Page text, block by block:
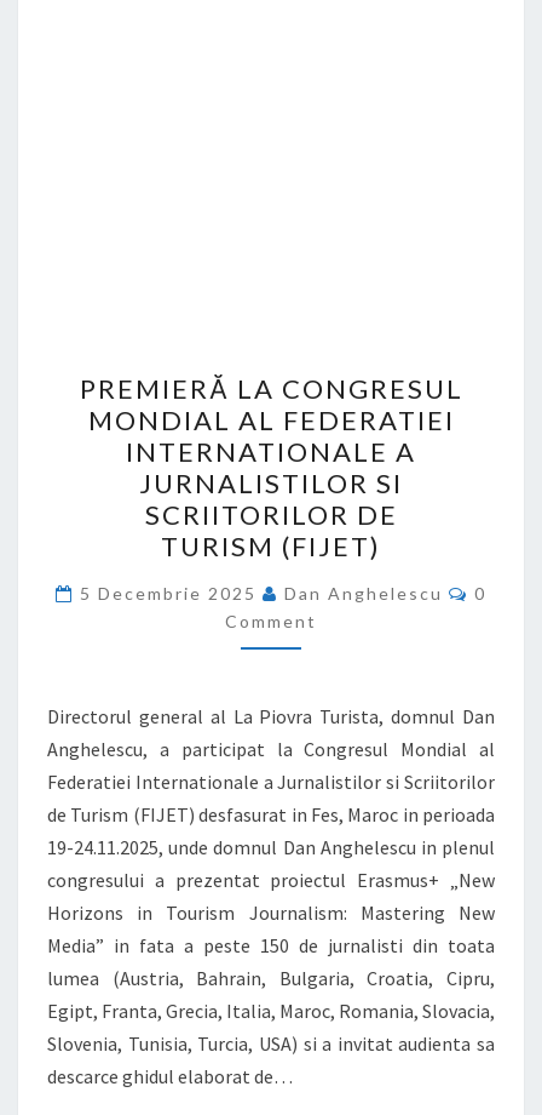
LA
CONGRESUL
MONDIAL
AL
FEDERATIEI
INTERNATIONALE
A
JURNALISTILOR
DE
TURISM (FIJET)
PREMIERĂ LA CONGRESUL
MONDIAL AL FEDERATIEI
INTERNATIONALE A
JURNALISTILOR SI
SCRIITORILOR DE
TURISM (FIJET)
5 Decembrie 2025 Dan Anghelescu
0
Comment
Directorul general al La Piovra Turista, domnul Dan
Anghelescu, a participat la Congresul Mondial al
Federatiei Internationale a Jurnalistilor si Scriitorilor
de Turism (FIJET) desfasurat in Fes, Maroc in perioada
19-24.11.2025, unde domnul Dan Anghelescu in plenul
congresului a prezentat proiectul Erasmus+ „New
Horizons in Tourism Journalism: Mastering New
Media” in fata a peste 150 de jurnalisti din toata
lumea (Austria, Bahrain, Bulgaria, Croatia, Cipru,
Egipt, Franta, Grecia, Italia, Maroc, Romania, Slovacia,
Slovenia, Tunisia, Turcia, USA) si a invitat audienta sa
descarce ghidul elaborat de…